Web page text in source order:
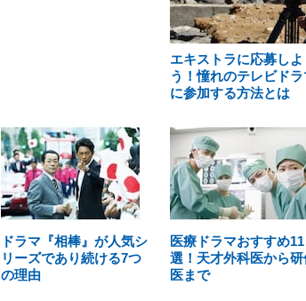
エキストラに応募しよ
う！憧れのテレビドラ
に参加する方法とは
ドラマ『相棒』が人気シ
リーズであり続ける7つ
の理由
医療ドラマおすすめ11
選！天才外科医から研
医まで